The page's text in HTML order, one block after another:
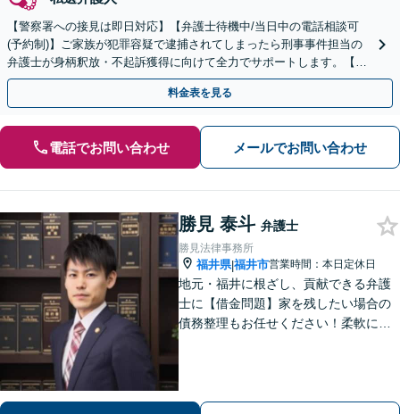
【警察署への接見は即日対応】【弁護士待機中/当日中の電話相談可
(予約制)】ご家族が犯罪容疑で逮捕されてしまったら刑事事件担当の
弁護士が身柄釈放・不起訴獲得に向けて全力でサポートします。【毎
月100名以上の相談実績】【北陸・甲信越エリア対応】
料金表を見る
電話でお問い合わせ メールでお問い合わせ
勝見 泰斗 弁護士
勝見法律事務所
福井県|福井市営業時間：本日定休日
地元・福井に根ざし、貢献できる弁護
士に【借金問題】家を残したい場合の
債務整理もお任せください！柔軟に対
続・相続放棄ご相談ください